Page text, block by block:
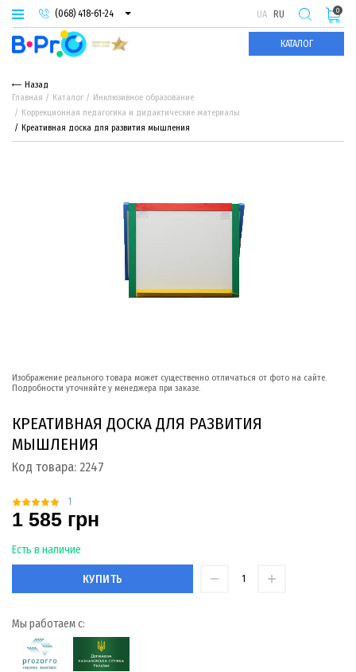
(068) 418-61-24
(093) 974-66-94
(095) 987-29-55
UA RU
КАТАЛОГ
0
Назад
Главная
Каталог
Инклюзивное образование
Коррекционная педагогика и дидактические материалы
Креативная доска для развития мышления
Изображение реального товара может существенно отличаться от фото на сайте.
Подробности уточняйте у менеджера при заказе.
КРЕАТИВНАЯ ДОСКА ДЛЯ РАЗВИТИЯ
МЫШЛЕНИЯ
Код товара: 2247
1
1 585 грн
Есть в наличие
КУПИТЬ
Мы работаем с: